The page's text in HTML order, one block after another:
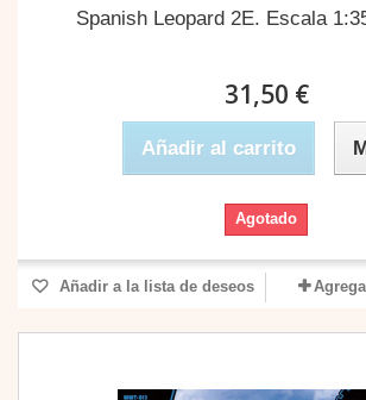
Spanish Leopard 2E. Escala
31,50 €
Añadir al carrito
Agotado
Añadir a la lista de deseos